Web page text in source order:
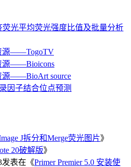
荧光平均荧光强度比值及批量分析
源——TogoTV
源——Bioicons
源——BioArt source
因子结合位点预测
J拆分和Merge荧光图片》
20破解版》
发表在《Primer Premier 5.0 安装使